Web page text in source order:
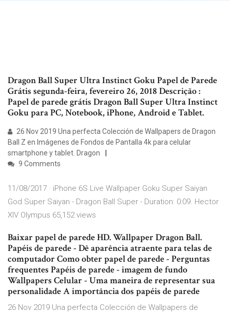
Dragon Ball Super Ultra Instinct Goku Papel de Parede
Grátis segunda-feira, fevereiro 26, 2018 Descrição :
Papel de parede grátis Dragon Ball Super Ultra Instinct
Goku para PC, Notebook, iPhone, Android e Tablet.
26 Nov 2019 Una perfecta Colección de Wallpapers de Dragon
Ball Z en Imágenes de Fondos de Pantalla 4k para celular
smartphone y tablet. Dragon
9 Comments
11/08/2017 · iPhone 6S Live Wallpaper Goku Super Saiyan
God Super Saiyan - Dragon Ball Super - Duration: 0:09. Hector
XIV Olympus 65,152 views
Baixar papel de parede HD. Wallpaper Dragon Ball.
Papéis de parede - Dê aparência atraente para telas de
computador Como obter papel de parede - Perguntas
frequentes Papéis de parede - imagem de fundo
Wallpapers Celular - Uma maneira de representar sua
personalidade A importância dos papéis de parede
26 Nov 2019 Una perfecta Colección de Wallpapers de